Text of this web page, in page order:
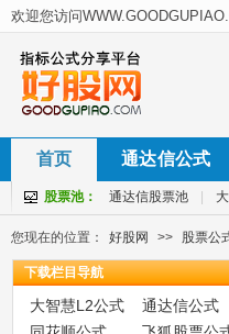
首页 通达信公式
股票池： 通达信股票池
您现在的位置： 好股网 >> 股票公
下载栏目导航
大智慧L2公式
通达信公式